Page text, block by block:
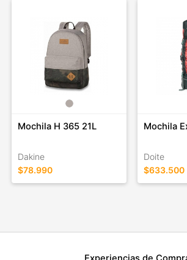
Mochila H 365 21L
Dakine
$78.990
Mochila
Doite
$633.500